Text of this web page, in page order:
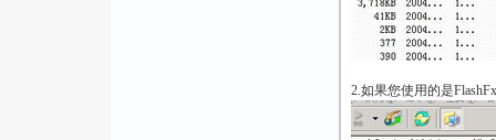
2.如果您使用的是